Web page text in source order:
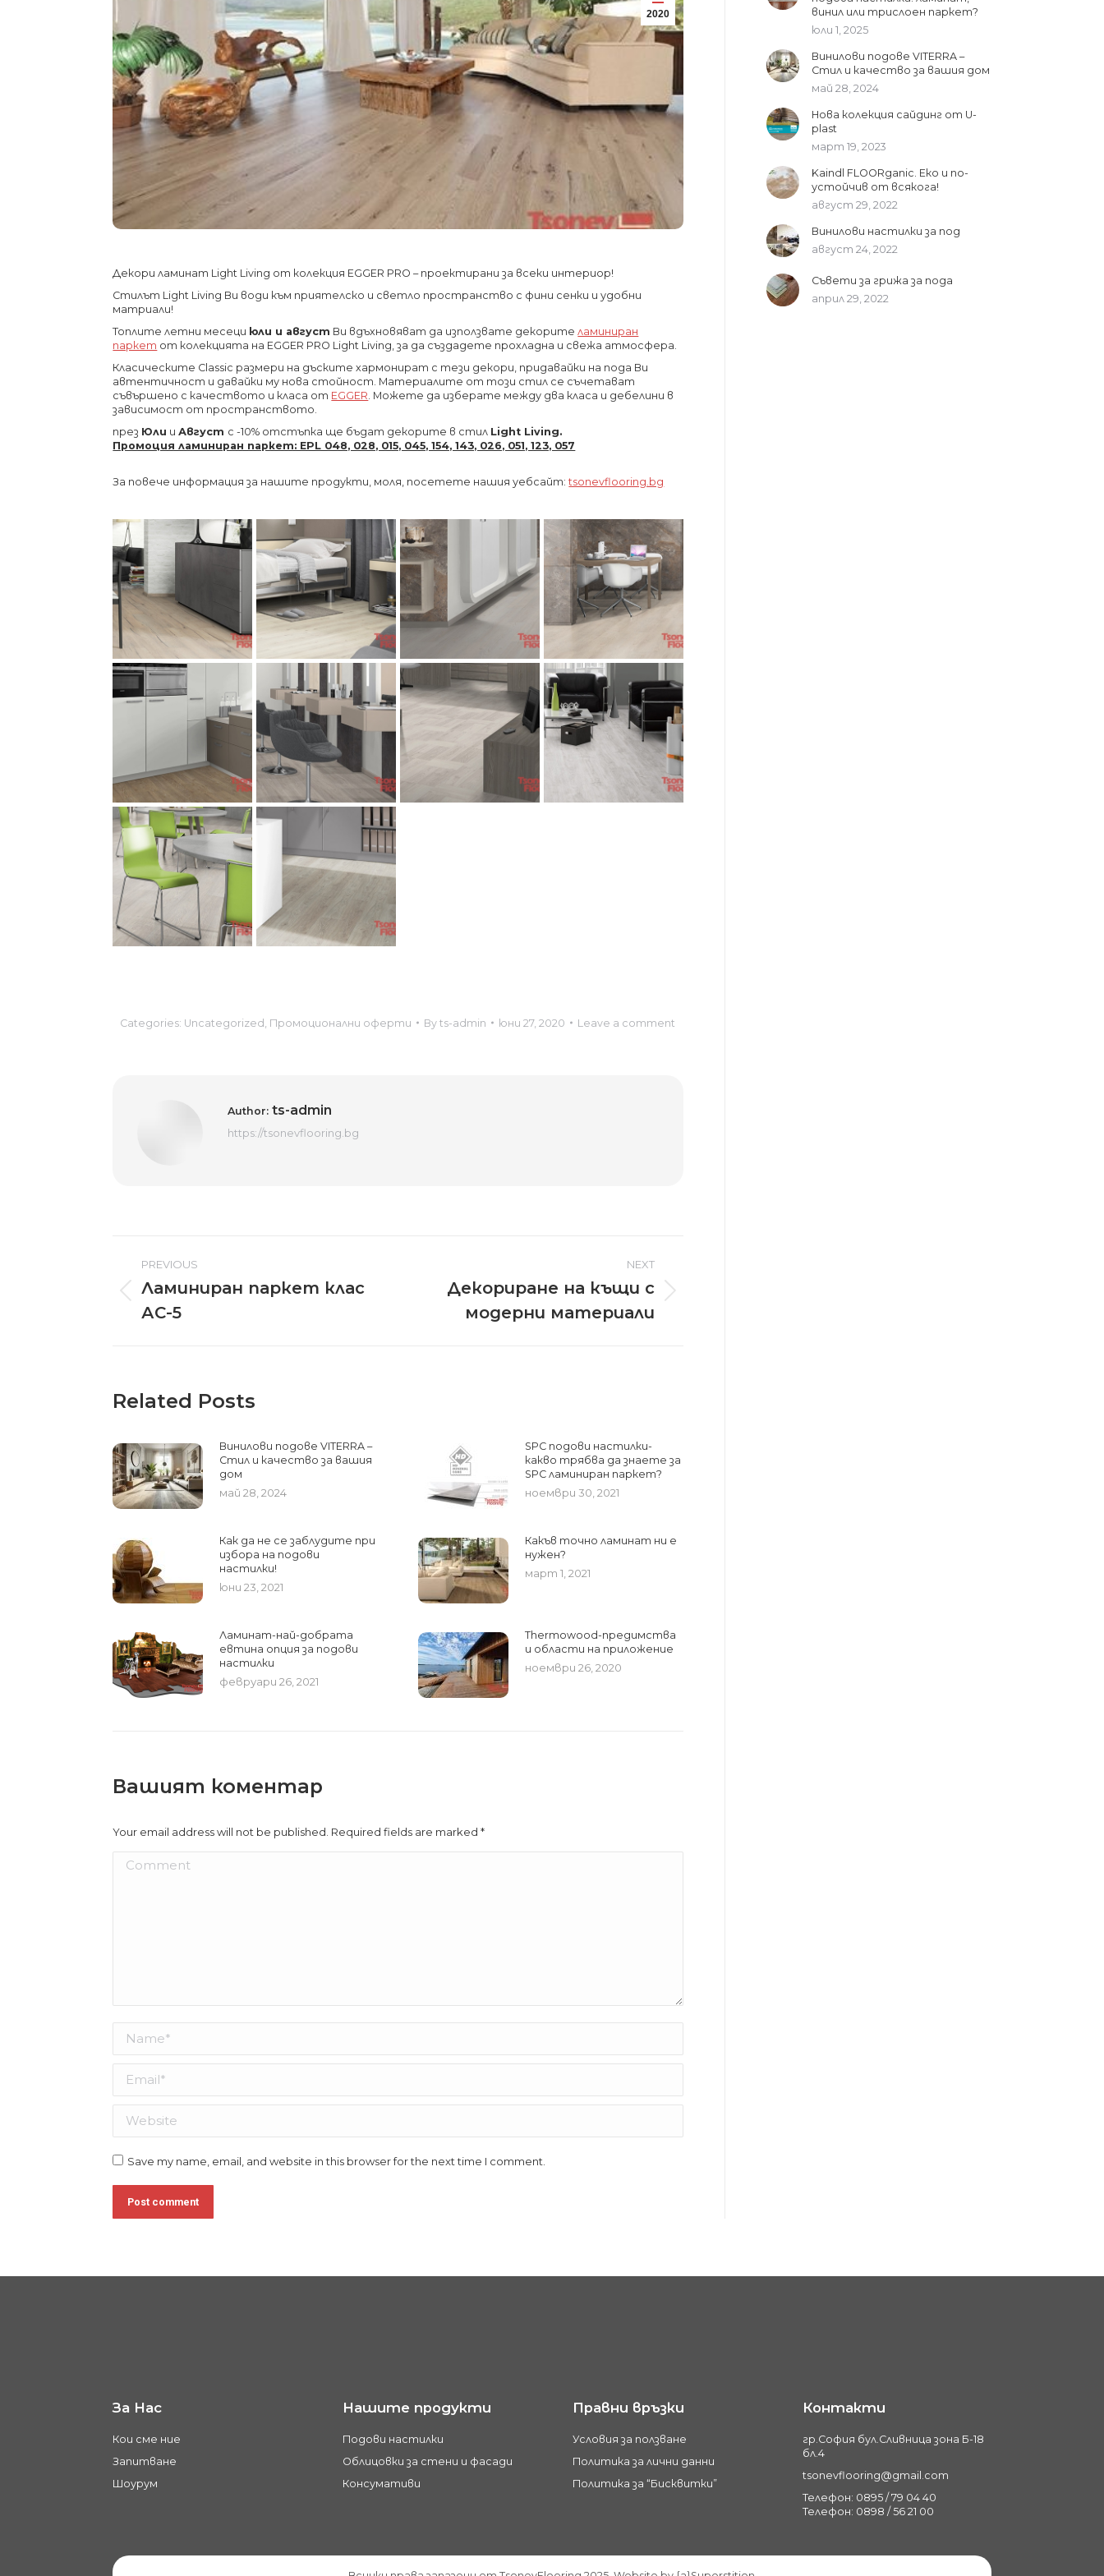
2020
Декори ламинат Light Living от колекция EGGER PRO – проектирани за всеки интериор!
Стилът Light Living Ви води към приятелско и светло пространство с фини сенки и удобни
матриали!
Топлите летни месеци юли и август Ви вдъхновяват да използвате декорителаминиран
паркет от колекцията на EGGER PRO Light Living, за да създадете прохладна и свежа атмосфера.
Класическите Classic размери на дъските хармонират с тези декори, придавайки на пода Ви
автентичност и давайки му нова стойност. Материалите от този стил се съчетават
съвършено с качеството и класа от EGGER. Можете да изберате между два класа и дебелини в
зависимост от пространството.
през Юли иАвгуст с -10% отстъпка ще бъдат декорите в стил Light Living.
Промоция ламиниран паркет: EPL 048, 028, 015, 045, 154, 143, 026, 051, 123, 057
За повече информация за нашите продукти, моля, посетете нашия уебсайт:tsonevflooring.bg
Categories: Uncategorized Промоционални оферти Byts-admin юни 27, 2020 Leave a comment
Author: ts-admin
https://tsonevflooring.bg
Post
navigation
PREVIOUS
Previous
post:
Ламиниран паркет клас
АС-5
NEXT
Декориране на къщи с
модерни материали
Related Posts
Винилови подове VITERRA –
Стил и качество за вашия
дом
май 28, 2024
SPC подови настилки-
какво трябва да знаете за
SPC ламиниран паркет?
ноември 30, 2021
Как да не се заблудите при
избора на подови
настилки!
юни 23, 2021
Какъв точно ламинат ни е
нужен?
март 1, 2021
Ламинат-най-добрата
евтина опция за подови
настилки
февруари 26, 2021
Thermowood-предимства
и области на приложение
ноември 26, 2020
Вашият коментар
Your email address will not be published. Required fields are marked*
Comment
Save my name, email, and website in this browser for the next time I comment.
Post comment
винил или трислоен паркет?
юли 1, 2025
Винилови подове VITERRA –
Стил и качество за вашия дом
май 28, 2024
Нова колекция сайдинг от U-
plast
март 19, 2023
Kaindl FLOORganic. Еко и по-
устойчив от всякога!
август 29, 2022
Винилови настилки за под
август 24, 2022
Съвети за грижа за пода
април 29, 2022
За Нас
Кои сме ние
Запитване
Шоурум
Нашите продукти
Подови настилки
Облицовки за стени и фасади
Консумативи
Правни връзки
Условия за ползване
Политика за лични данни
Политика за “Бисквитки”
Контакти
гр.София бул.Сливница зона Б-18
бл.4
tsonevflooring@gmail.com
Телефон: 0895 / 79 04 40
Телефон: 0898 / 56 21 00